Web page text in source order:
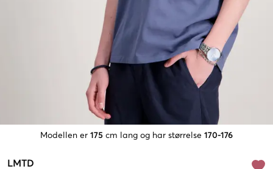
Modellen er 175 cm lang og har størrelse 170-176
LMTD